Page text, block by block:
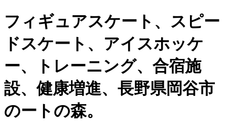
フィギュアスケート、スピー
ドスケート、アイスホッケ
ー、トレーニング、合宿施
設、健康増進、長野県岡谷市
のートの森。